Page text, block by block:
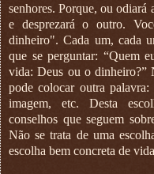
senhores. Porque, ou odiará
e desprezará o outro.
dinheiro". Cada um, cada
que se perguntar: “Quem
vida: Deus ou o dinheiro?”
pode colocar outra palavra:
imagem, etc. Desta
conselhos que seguem
Não se trata de uma
escolha bem concreta de